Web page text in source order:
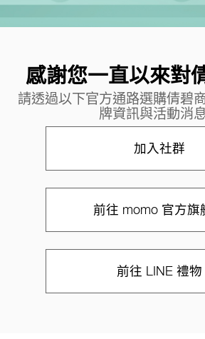
感謝您一直以來對
請透過以下官方通路選購倩碧
牌資訊與活動消
加入社群
前往 momo 官方旗
前往 LINE 禮物